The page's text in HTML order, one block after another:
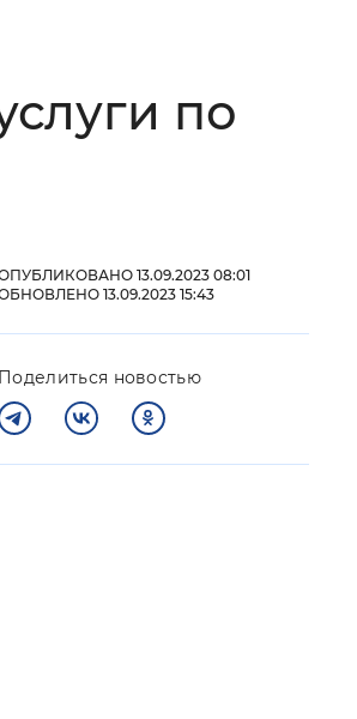
по
13.09.2023 08:01
13.09.2023 15:43
Поделиться новостью